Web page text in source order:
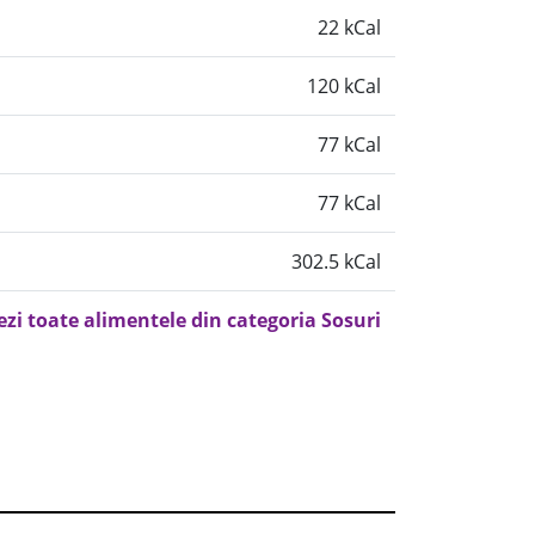
22 kCal
120 kCal
77 kCal
77 kCal
302.5 kCal
toate alimentele din categoria Sosuri